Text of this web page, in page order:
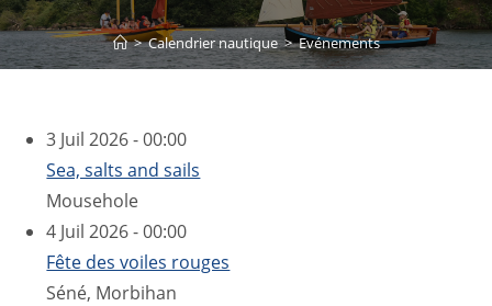
> Calendrier nautique > Evénements
3 Juil 2026 - 00:00
Sea, salts and sails
Mousehole
4 Juil 2026 - 00:00
Fête des voiles rouges
Séné, Morbihan